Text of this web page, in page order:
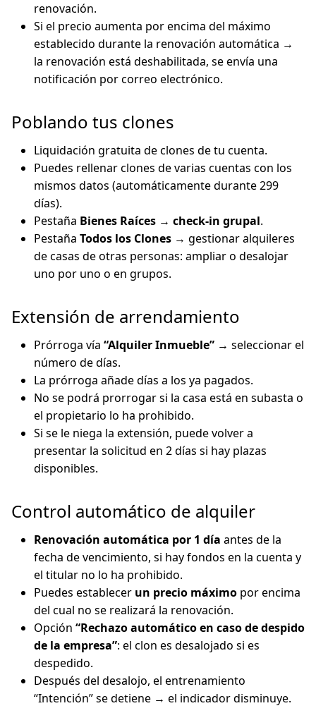
renovación.
Si el precio aumenta por encima del máximo
establecido durante la renovación automática →
la renovación está deshabilitada, se envía una
notificación por correo electrónico.
Poblando tus clones
Liquidación gratuita de clones de tu cuenta.
Puedes rellenar clones de varias cuentas con los
mismos datos (automáticamente durante 299
días).
Pestaña Bienes Raíces → check-in grupal.
Pestaña Todos los Clones → gestionar alquileres
de casas de otras personas: ampliar o desalojar
uno por uno o en grupos.
Extensión de arrendamiento
Prórroga vía “Alquiler Inmueble” → seleccionar el
número de días.
La prórroga añade días a los ya pagados.
No se podrá prorrogar si la casa está en subasta o
el propietario lo ha prohibido.
Si se le niega la extensión, puede volver a
presentar la solicitud en 2 días si hay plazas
disponibles.
Control automático de alquiler
Renovación automática por 1 día antes de la
fecha de vencimiento, si hay fondos en la cuenta y
el titular no lo ha prohibido.
Puedes establecer un precio máximo por encima
del cual no se realizará la renovación.
Opción “Rechazo automático en caso de despido
de la empresa”: el clon es desalojado si es
despedido.
Después del desalojo, el entrenamiento
“Intención” se detiene → el indicador disminuye.